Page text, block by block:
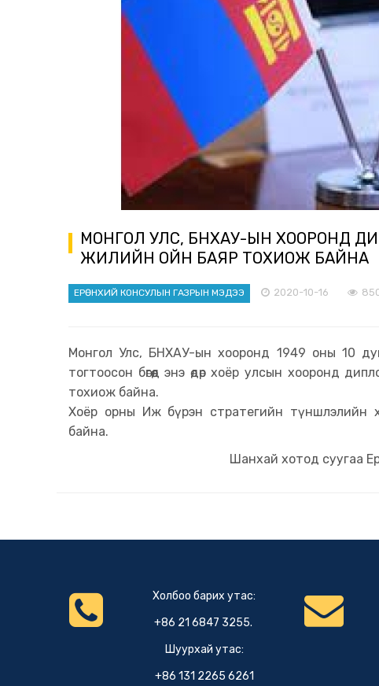
МОНГОЛ УЛС, БНХАУ-ЫН ХООРОНД
ЖИЛИЙН ОЙН БАЯР ТОХИОЖ БАЙНА
ЕРӨНХИЙ КОНСУЛЫН ГАЗРЫН МЭДЭЭ 2020-10-16
Монгол Улс, БНХАУ-ын хооронд 1949 оны 10
тогтоосон бөгөөд энэ өдөр хоёр улсын хооронд
тохиож байна.
Хоёр орны Иж бүрэн стратегийн түншлэлийн
байна.
Шанхай хотод суугаа
Холбоо барих утас:
+86 21 6847 3255.
Шуурхай утас:
+86 131 2265 6261